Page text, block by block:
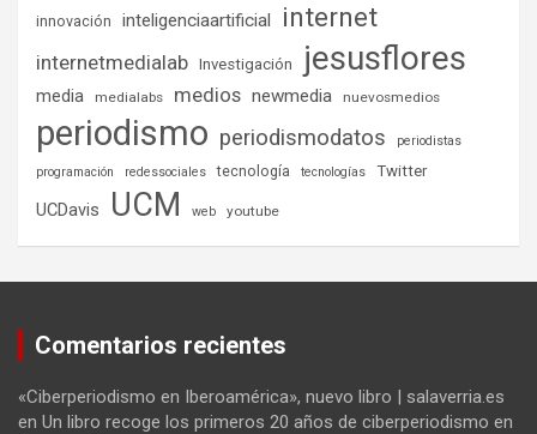
innovación inteligenciaartificial internet
internetmedialab Investigación jesusflores
media medialabs medios newmedia nuevosmedios
periodismo periodismodatos
periodistas
programación
redessociales tecnología tecnologías Twitter
UCDavis UCM web youtube
Comentarios recientes
«Ciberperiodismo en Iberoamérica», nuevo libro | salaverria.es
en Un libro recoge los primeros 20 años de ciberperiodismo en